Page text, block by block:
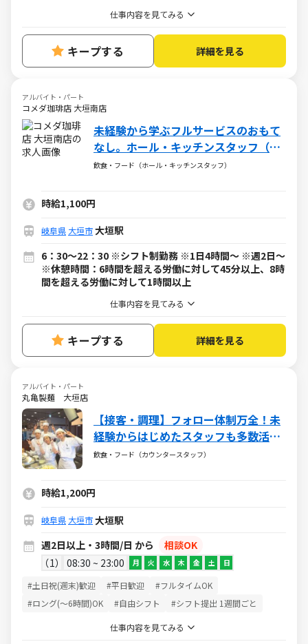
仕事内容を見てみる
キープする 詳細を見る
アルバイト・パート
コメダ珈琲店 大垣南店
未経験から学ぶフルサービスのおもて
なし。ホール・キッチンスタッフ（ア
ルバイト・パート）求人
飲食・フード（ホール・キッチンスタッフ）
時給1,100円
岐阜県 大垣市大垣駅
6：30～22：30 ※シフト制勤務 ※1日4時間～ ※週2日～
※休憩時間：6時間を超える労働に対して45分以上、8時
間を超える労働に対して1時間以上
仕事内容を見てみる
キープする 詳細を見る
アルバイト・パート
丸亀製麺 大垣店
【接客・調理】フォロー体制万全！未
経験からはじめたスタッフも多数活躍
中！
飲食・フード（カウンタースタッフ）
時給1,200円
岐阜県 大垣市大垣駅
週2日以上・3時間/日 から
相談OK
1
08:30 ~ 23:00 月 火 水 木 金 土 日
#土日祝(週末)歓迎 #平日歓迎
#フルタイムOK
#ロング(～6時間)OK
#自由シフト #シフト提出 1週間ごと
仕事内容を見てみる